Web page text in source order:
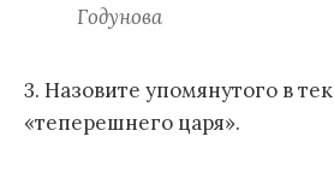
Годунова
3. Назовите упомянутого в
«теперешнего царя».